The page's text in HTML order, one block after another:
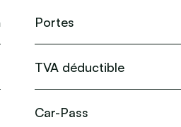
Portes
TVA déductible
Car-Pass